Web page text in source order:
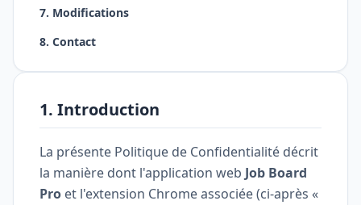
7. Modifications
8. Contact
1. Introduction
La présente Politique de Confidentialité décrit
la manière dont l'application web Job Board
Pro et l'extension Chrome associée (ci-après «